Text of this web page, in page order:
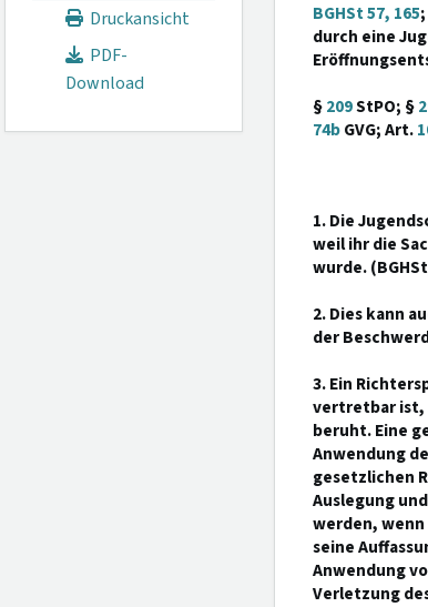
Druckansicht
PDF-
Download
BGHSt 57, 165
durch eine
§209StPO; §
74bGVG; Art.
1. Die
weil ihr die
wurde.
2. Dies kann
der
3. Ein
vertretbar ist,
beruht. Eine
Anwendung
gesetzlichen
Auslegung
werden,
seine
Anwendung
Verletzung